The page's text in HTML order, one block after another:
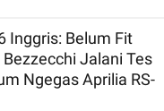
Inggris: Belum Fit
Bezzecchi Jalani Tes
Ngegas Aprilia RS-